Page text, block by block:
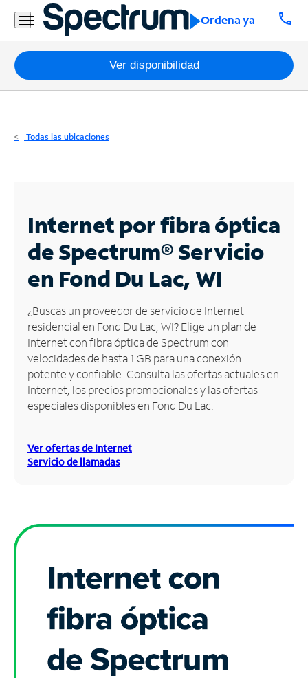
Ordena ya call
Residencial
Business
Paquetes
Internet
Business
Contáctanos
Inglés
Administrar
cuenta
Encuentra
una
tienda
Ver disponibilidad
Todas las ubicaciones
Internet por fibra óptica
de Spectrum®Servicio
en Fond Du Lac, WI
¿Buscas un proveedor de servicio de Internet
residencial en Fond Du Lac, WI? Elige un plan de
Internet con fibra óptica de Spectrum con
velocidades de hasta 1 GB para una conexión
potente y confiable. Consulta las ofertas actuales en
Internet, los precios promocionales y las ofertas
especiales disponibles en Fond Du Lac.
Ver ofertas de Internet
Servicio de llamadas